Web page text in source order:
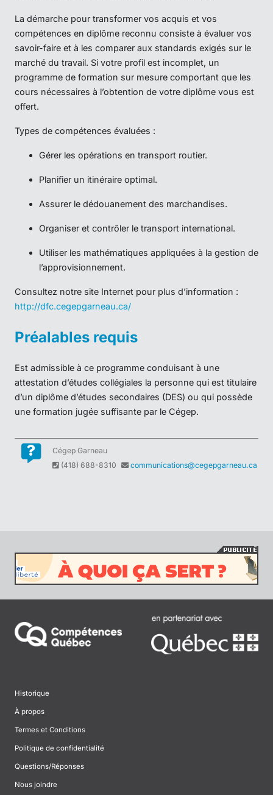
Cégep Garneau
(418) 688-8310
communications@cegepgarneau.ca
Historique
À propos
Termes et Conditions
Politique de confidentialité
Questions/Réponses
Nous joindre